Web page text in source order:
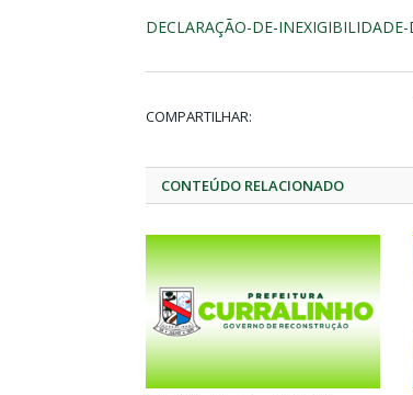
DECLARAÇÃO-DE-
COMPARTILHAR:
CONTEÚDO RELACIONADO